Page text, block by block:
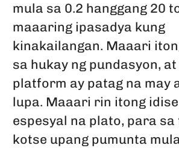
mula sa 0.2 hanggang 20
maaaring ipasadya kung
kinakailangan. Maaari
sa hukay ng pundasyon,
platform ay patag na may
lupa. Maaari rin itong
espesyal na plato, para
kotse upang pumunta